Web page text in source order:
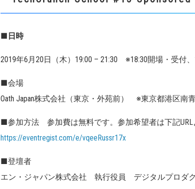
■日時
2019年6月20日（木）19:00 – 21:30 ※18:30開場・受付
■会場
Oath Japan株式会社（東京・外苑前） ※東京都港区南
■参加方法 参加費は無料です。参加希望者は下記URL
https://eventregist.com/e/vqeeRussr17x
■登壇者
エン・ジャパン株式会社 執行役員 デジタルプロダ